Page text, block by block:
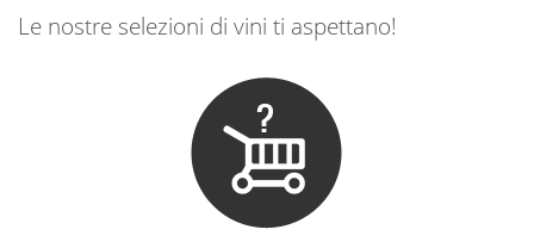
Le nostre selezioni di vini ti aspettano!